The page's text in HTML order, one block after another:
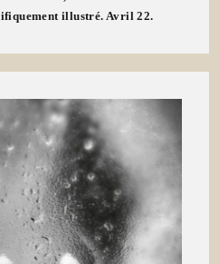
illustré. Avril 22.